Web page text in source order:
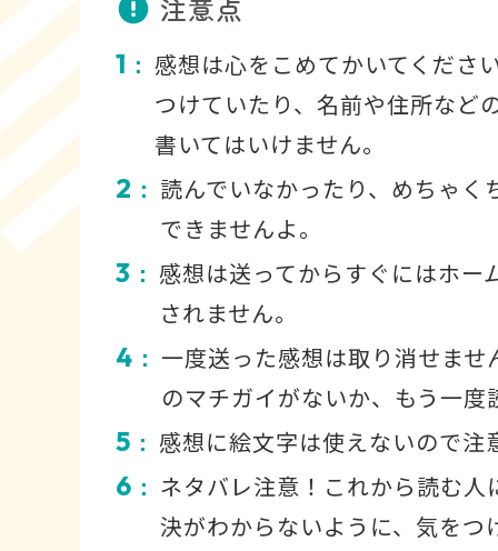
注意点
1 ： 感想は心をこめてかいてくださ
つけていたり、名前や住所など
書いてはいけません。
2 ： 読んでいなかったり、めちゃく
できませんよ。
3 ： 感想は送ってからすぐにはホー
されません。
4 ： 一度送った感想は取り消せませ
のマチガイがないか、もう一度
5 ： 感想に絵文字は使えないので注
6 ： ネタバレ注意！これから読む人
決がわからないように、気をつ